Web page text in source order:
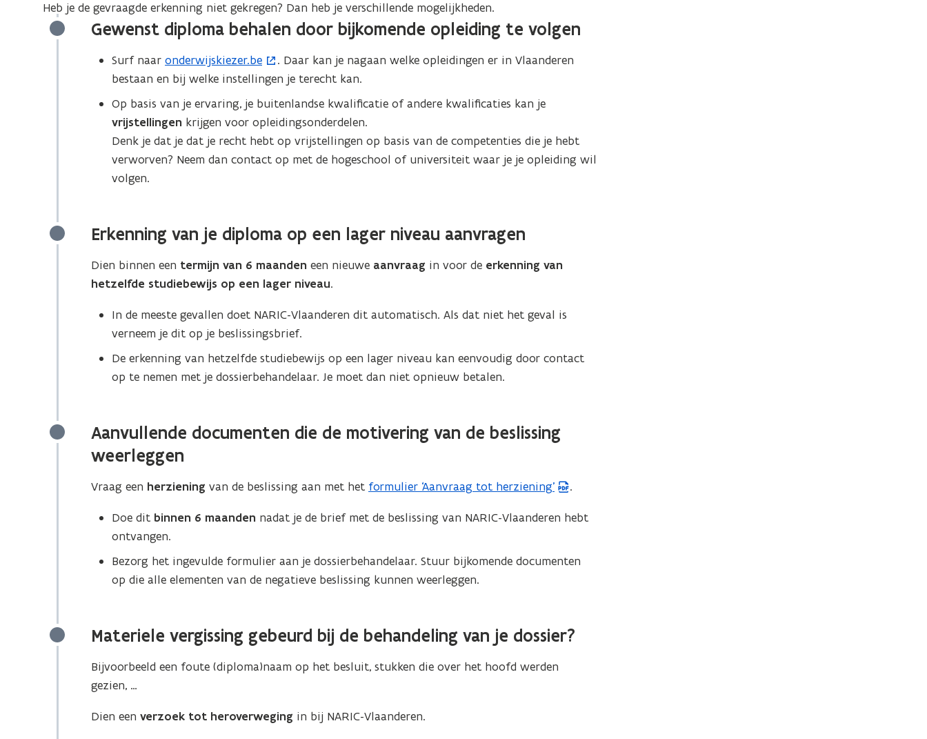
beslissing
NARIC-
Heb je de gevraagde erkenning niet gekregen? Dan heb je verschillende mogelijkheden.
Gewenst diploma behalen door bijkomende opleiding te volgen
Surf naaronderwijskiezer.be
(
o
p
e
n
t
i
e
u
w
e
n
s
t
)
. Daar kan je nagaan welke opleidingen er in Vlaanderen
bestaan en bij welke instellingen je terecht kan.
Op basis van je ervaring, je buitenlandse kwalificatie of andere kwalificaties kan je
vrijstellingen krijgen voor opleidingsonderdelen.
Denk je dat je dat je recht hebt op vrijstellingen op basis van de competenties die je hebt
verworven? Neem dan contact op met de hogeschool of universiteit waar je je opleiding wil
volgen.
Erkenning van je diploma op een lager niveau aanvragen
Dien binnen een termijn van 6 maanden een nieuwe aanvraag in voor de erkenning van
hetzelfde studiebewijs op een lager niveau.
In de meeste gevallen doet NARIC-Vlaanderen dit automatisch. Als dat niet het geval is
verneem je dit op je beslissingsbrief.
De erkenning van hetzelfde studiebewijs op een lager niveau kan eenvoudig door contact
op te nemen met je dossierbehandelaar. Je moet dan niet opnieuw betalen.
Aanvullende documenten die de motivering van de beslissing
weerleggen
Vraag een herziening van de beslissing aan met het formulier ‘Aanvraag tot herziening’
(
D
b
e
a
d
p
.
Doe dit binnen 6 maanden nadat je de brief met de beslissing van NARIC-Vlaanderen hebt
ontvangen.
Bezorg het ingevulde formulier aan je dossierbehandelaar. Stuur bijkomende documenten
op die alle elementen van de negatieve beslissing kunnen weerleggen.
Materiele vergissing gebeurd bij de behandeling van je dossier?
Bijvoorbeeld een foute (diploma)naam op het besluit, stukken die over het hoofd werden
gezien, …
Dien eenverzoek tot heroverweging in bij NARIC-Vlaanderen.